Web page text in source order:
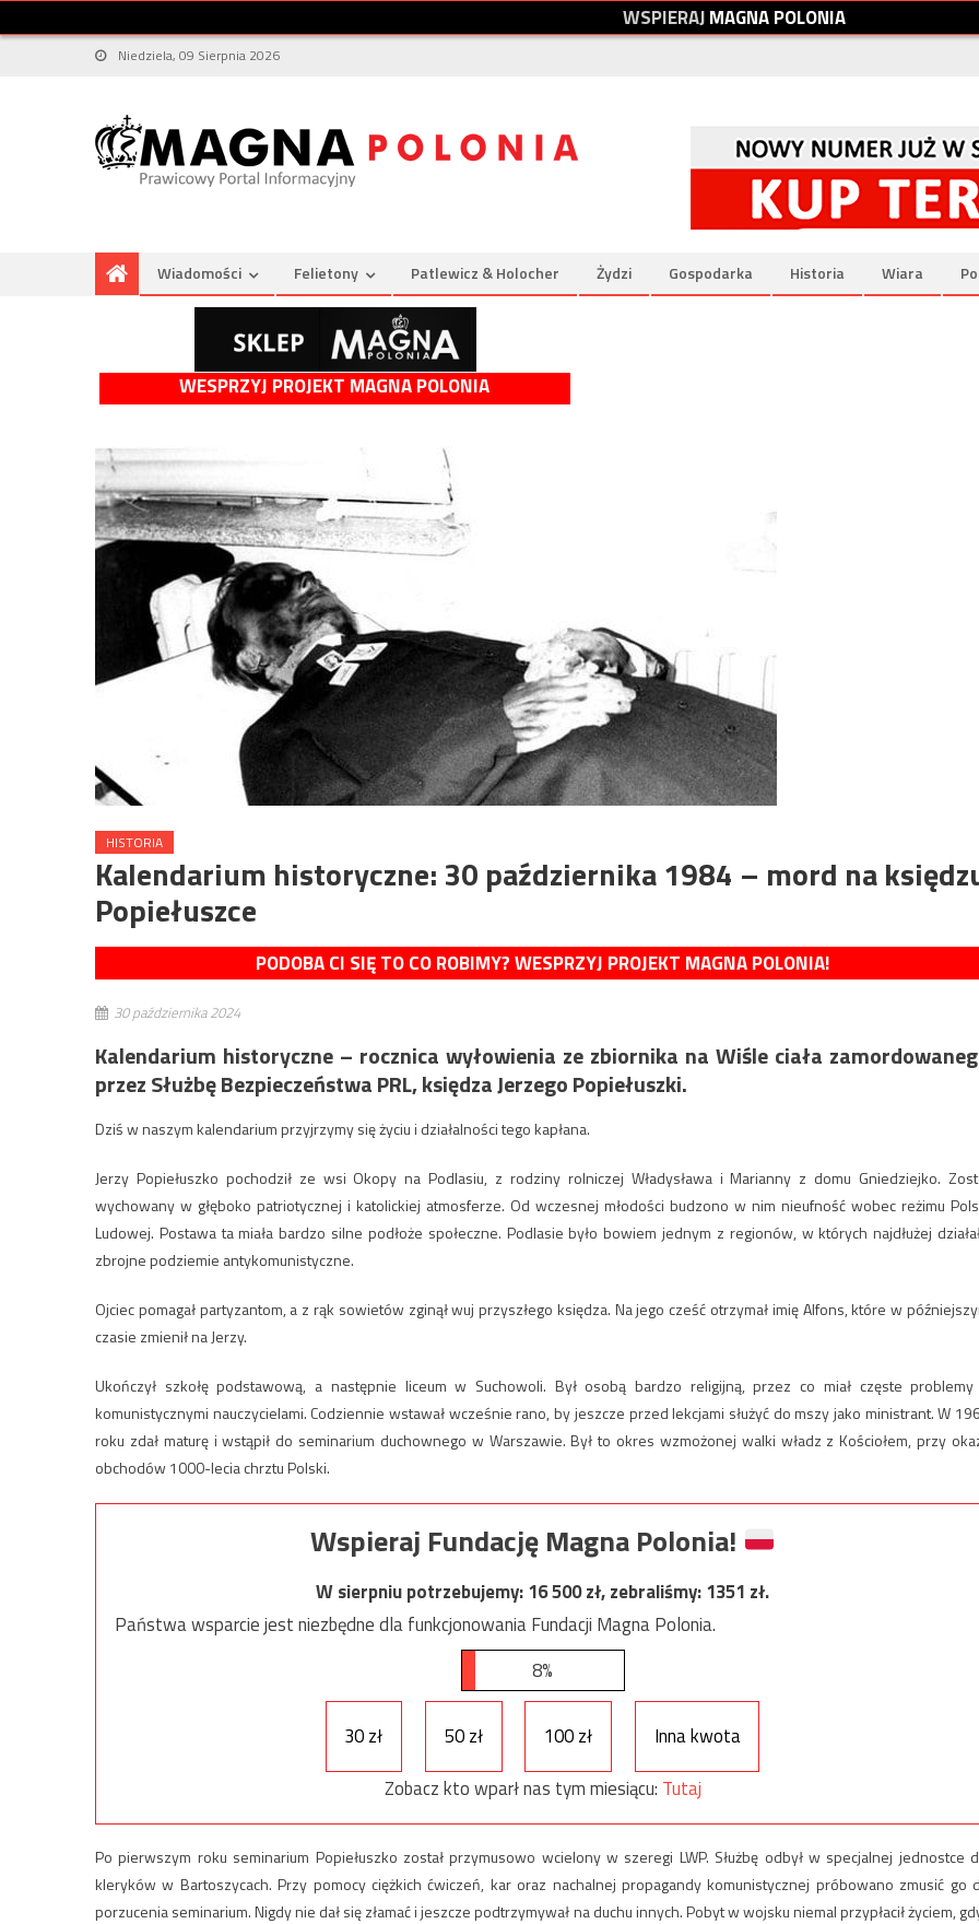
WSPIERAJMAGNAPOLONIA
Niedziela, 09 Sierpnia 2026
Wiadomości Felietony Patlewicz & Holocher Żydzi Gospodarka Historia Wiara
WESPRZYJ PROJEKT MAGNA POLONIA
HISTORIA
Kalendarium historyczne: 30 października 1984 – mord na
Popiełuszce
PODOBA CI SIĘ TO CO ROBIMY? WESPRZYJ PROJEKT MAGNA POLONIA!
30 października 2024
Kalendarium historyczne – rocznica wyłowienia ze zbiornika na Wiśle ciała
przez Służbę Bezpieczeństwa PRL, księdza Jerzego Popiełuszki.
Dziś w naszym kalendarium przyjrzymy się życiu i działalności tego kapłana.
Jerzy Popiełuszko pochodził ze wsi Okopy na Podlasiu, z rodziny rolniczej Władysława i Marianny z domu Gniedziejko.
wychowany w głęboko patriotycznej i katolickiej atmosferze. Od wczesnej młodości budzono w nim nieufność wobec reżimu
Ludowej. Postawa ta miała bardzo silne podłoże społeczne. Podlasie było bowiem jednym z regionów, w których najdłużej
zbrojne podziemie antykomunistyczne.
Ojciec pomagał partyzantom, a z rąk sowietów zginął wuj przyszłego księdza. Na jego cześć otrzymał imię Alfons, które w
czasie zmienił na Jerzy.
Ukończył szkołę podstawową, a następnie liceum w Suchowoli. Był osobą bardzo religijną, przez co miał częste
komunistycznymi nauczycielami. Codziennie wstawał wcześnie rano, by jeszcze przed lekcjami służyć do mszy jako ministrant. W
roku zdał maturę i wstąpił do seminarium duchownego w Warszawie. Był to okres wzmożonej walki władz z Kościołem, przy
obchodów 1000-lecia chrztu Polski.
Wspieraj Fundację Magna Polonia!
W sierpniu potrzebujemy:16 500zł, zebraliśmy:1351 zł.
Państwa wsparcie jest niezbędne dla funkcjonowania Fundacji Magna Polonia.
8%
30 zł 50 zł 100 zł
Inna kwota
Zobacz kto wparł nas tym miesiącu: Tutaj
Po pierwszym roku seminarium Popiełuszko został przymusowo wcielony w szeregi LWP. Służbę odbył w specjalnej jednostce
kleryków w Bartoszycach. Przy pomocy ciężkich ćwiczeń, kar oraz nachalnej propagandy komunistycznej próbowano zmusić go
porzucenia seminarium. Nigdy nie dał się złamać i jeszcze podtrzymywał na duchu innych. Pobyt w wojsku niemal przypłacił życiem,